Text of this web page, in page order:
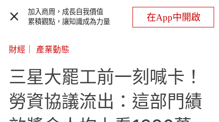
加入商周，成長自我價值
累積觀點，讓知識成為力量
在App中開啟
財經 產業動態
三星大罷工前一刻喊卡！
勞資協議流出：這部門績